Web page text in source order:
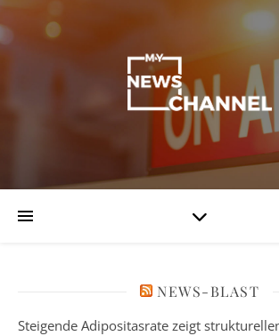
NEWS-BLAST
Steigende Adipositasrate zeigt